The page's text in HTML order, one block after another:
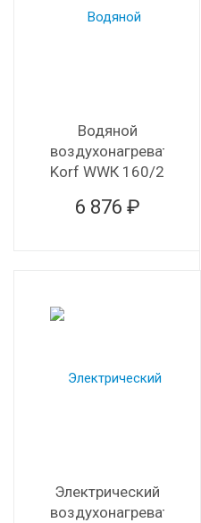
Водяной
воздухонагреватель
Korf WWК 160/2
6 876 ₽
Электрический
воздухонагреватель